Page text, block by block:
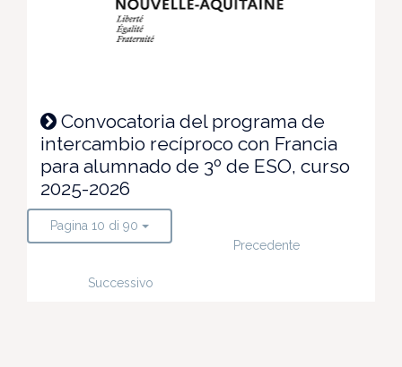
Convocatoria del programa de
intercambio recíproco con Francia
para alumnado de 3º de ESO, curso
2025-2026
Pagina 10 di 90
Precedente
Successivo